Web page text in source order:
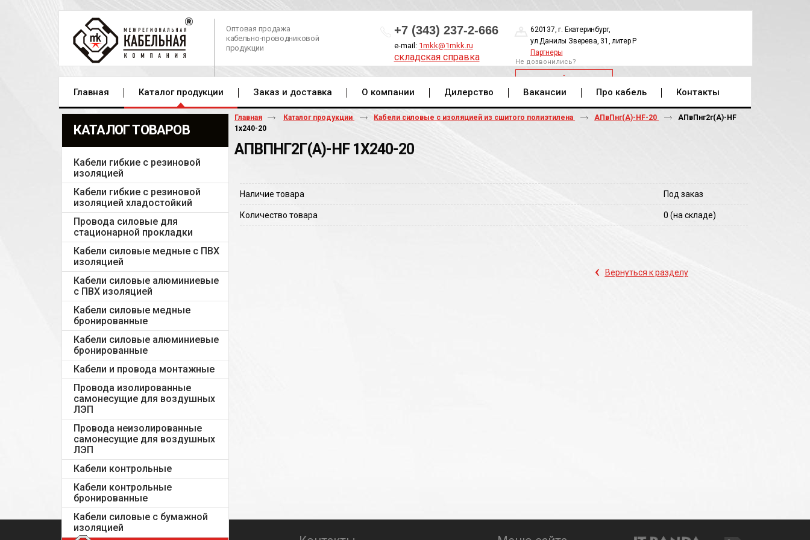
Оптовая продажа
кабельно-проводниковой
продукции
+7 (343) 237-2-666
e-mail: 1mkk@1mkk.ru
складская справка
620137, г. Екатеринбург,
ул.Данилы Зверева, 31, литер Р
Партнеры
Не дозвонились?
ОБРАТНЫЙ ЗВОНОК
Главная Каталог продукции Заказ и доставка О компании Дилерство Вакансии Про кабель Контакты
КАТАЛОГ ТОВАРОВ
Кабели гибкие с резиновой
изоляцией
Кабели гибкие с резиновой
изоляцией хладостойкий
Провода силовые для
стационарной прокладки
Кабели силовые медные с ПВХ
изоляцией
Кабели силовые алюминиевые
с ПВХ изоляцией
Кабели силовые медные
бронированные
Кабели силовые алюминиевые
бронированные
Кабели и провода монтажные
Провода изолированные
самонесущие для воздушных
ЛЭП
Провода неизолированные
самонесущие для воздушных
ЛЭП
Кабели контрольные
Кабели контрольные
бронированные
Кабели силовые с бумажной
изоляцией
Главная Каталог продукции Кабели силовые с изоляцией из сшитого полиэтилена АПвПнг(А)-HF-20
АПвПнг2г(A)-HF
1х240-20
АПВПНГ2Г(A)-HF 1Х240-20
Наличие товара Под заказ
Количество товара 0 (на складе)
‹ Вернуться к разделу